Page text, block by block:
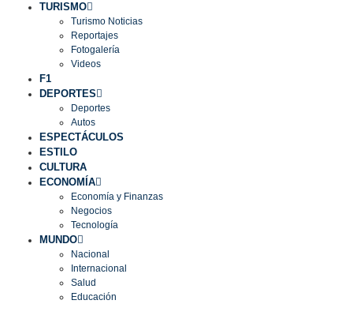
TURISMO
Turismo Noticias
Reportajes
Fotogalería
Videos
F1
DEPORTES
Deportes
Autos
ESPECTÁCULOS
ESTILO
CULTURA
ECONOMÍA
Economía y Finanzas
Negocios
Tecnología
MUNDO
Nacional
Internacional
Salud
Educación